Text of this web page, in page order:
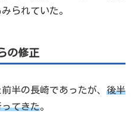
られていた。
の修正
半の長崎であったが、 後半
てきた。